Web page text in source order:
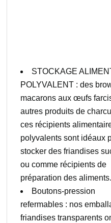
STOCKAGE
POLYVALENT : des
macarons aux œufs
autres produits de
ces récipients
polyvalents sont idéaux
stocker des friandises
ou comme récipients de
préparation des aliments.
Boutons-pression
refermables : nos
friandises transparents